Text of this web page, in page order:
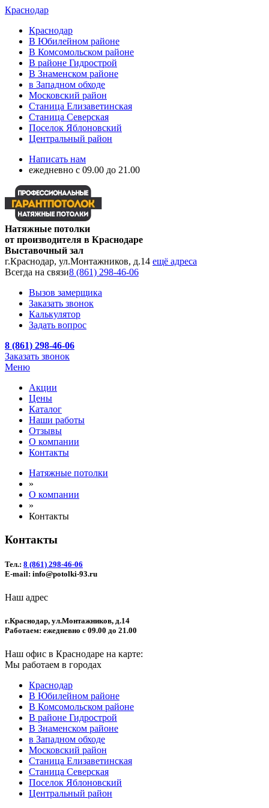
Краснодар
Краснодар
В Юбилейном районе
В Комсомольском районе
В районе Гидрострой
В Знаменском районе
в Западном обходе
Московский район
Станица Елизаветинская
Станица Северская
Поселок Яблоновский
Центральный район
Написать нам
ежедневно с 09.00 до 21.00
Натяжные потолки
от производителя в Краснодаре
Выставочный зал
г.Краснодар, ул.Монтажников, д.14 ещё адреса
Всегда на связи8 (861) 298-46-06
Вызов замерщика
Заказать звонок
Калькулятор
Задать вопрос
8 (861) 298-46-06
Заказать звонок
Меню
Акции
Цены
Каталог
Наши работы
Отзывы
О компании
Контакты
Натяжные потолки
»
О компании
»
Контакты
Контакты
Тел.: 8 (861) 298-46-06
E-mail: info@potolki-93.ru
Наш адрес
г.Краснодар, ул.Монтажников, д.14
Работаем: ежедневно с 09.00 до 21.00
Наш офис в Краснодаре на карте:
Мы работаем в городах
Краснодар
В Юбилейном районе
В Комсомольском районе
В районе Гидрострой
В Знаменском районе
в Западном обходе
Московский район
Станица Елизаветинская
Станица Северская
Поселок Яблоновский
Центральный район